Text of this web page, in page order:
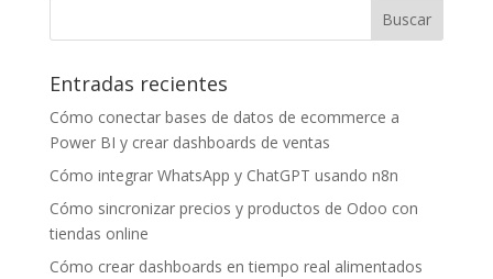
Entradas recientes
Cómo conectar bases de datos de ecommerce a
Power BI y crear dashboards de ventas
Cómo integrar WhatsApp y ChatGPT usando n8n
Cómo sincronizar precios y productos de Odoo con
tiendas online
Cómo crear dashboards en tiempo real alimentados